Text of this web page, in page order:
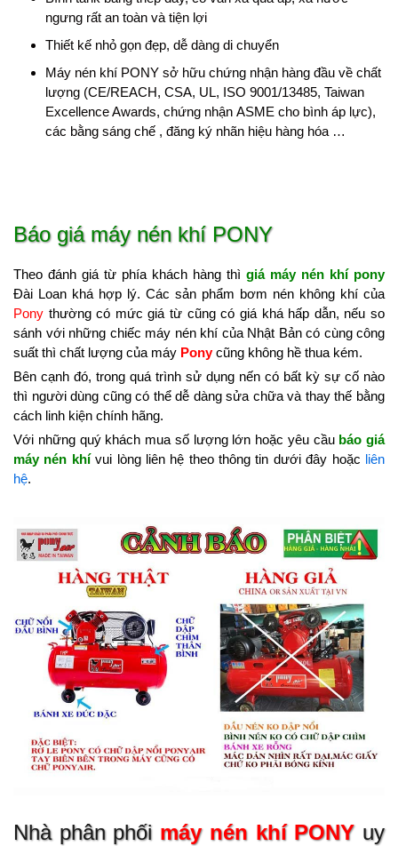
ngưng rất an toàn và tiện lợi
Thiết kế nhỏ gọn đẹp, dễ dàng di chuyển
Máy nén khí PONY sở hữu chứng nhận hàng đầu về chất
lượng (CE/REACH, CSA, UL, ISO 9001/13485, Taiwan
Excellence Awards, chứng nhận ASME cho bình áp lực),
các bằng sáng chế , đăng ký nhãn hiệu hàng hóa …
Báo giá máy nén khí PONY
Theo đánh giá từ phía khách hàng thì giá máy nén khí pony
Đài Loan khá hợp lý. Các sản phẩm bơm nén không khí của
Pony thường có mức giá từ cũng có giá khá hấp dẫn, nếu so
sánh với những chiếc máy nén khí của Nhật Bản có cùng công
suất thì chất lượng của máy Ponycũng không hề thua kém.
Bên cạnh đó, trong quá trình sử dụng nến có bất kỳ sự cố nào
thì người dùng cũng có thể dễ dàng sửa chữa và thay thế bằng
cách linh kiện chính hãng.
Với những quý khách mua số lượng lớn hoặc yêu cầu báo giá
máy nén khívui lòng liên hệ theo thông tin dưới đây hoặc liên
hệ.
Nhà phân phối máy nén khí PONYuy